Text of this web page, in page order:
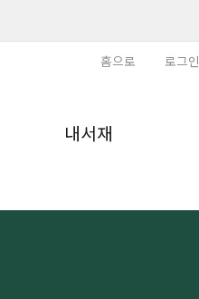
홈으로 로그인
내서재